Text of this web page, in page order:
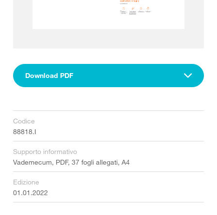
Download PDF
Codice
88818.I
Supporto informativo
Vademecum, PDF, 37 fogli allegati, A4
Edizione
01.01.2022